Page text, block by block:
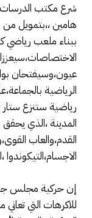
شرع مكتب
هامين ،،بتمويل
ببناء ملعب رياضي
عيون،وسيفتحان
الرياضية
رياضية ستنزع
المدينة ،الذي
القدم،والعاب
الاجسام،التيكوندوا
إن حركية مجلس
للاكرهات التي